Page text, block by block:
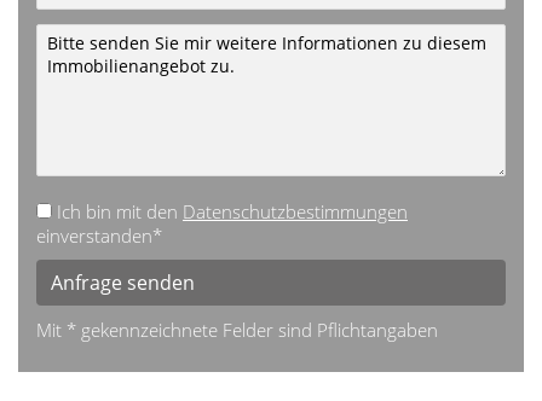
Ich bin mit den Datenschutzbestimmungen
einverstanden*
Anfrage senden
Mit * gekennzeichnete Felder sind Pflichtangaben